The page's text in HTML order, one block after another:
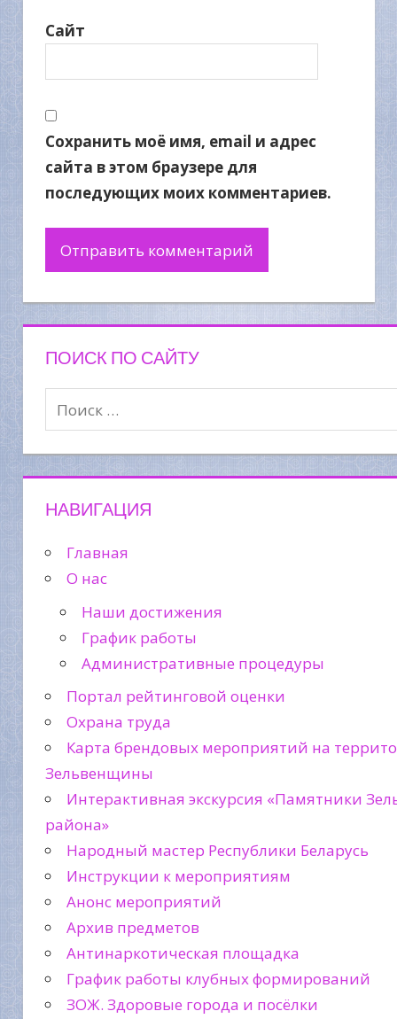
Сайт
Сохранить моё имя, email и адрес
сайта в этом браузере для
последующих моих комментариев.
ПОИСК ПО САЙТУ
НАВИГАЦИЯ
Главная
О нас
Наши достижения
График работы
Административные процедуры
Портал рейтинговой оценки
Охрана труда
Карта брендовых мероприятий на
Зельвенщины
Интерактивная экскурсия «Памятники
района»
Народный мастер Республики Беларусь
Инструкции к мероприятиям
Анонс мероприятий
Архив предметов
Антинаркотическая площадка
График работы клубных формирований
ЗОЖ. Здоровые города и посёлки